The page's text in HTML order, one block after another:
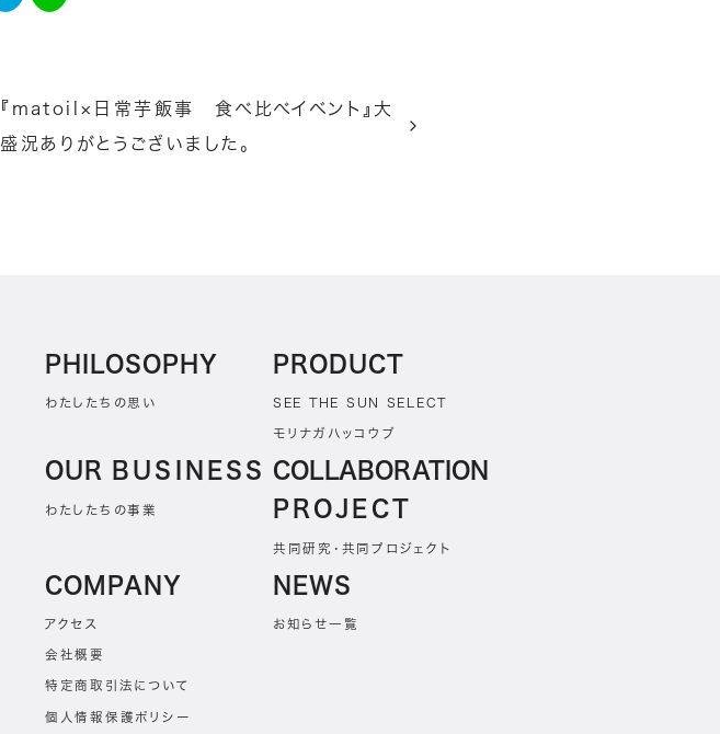
『matoil×日常芋飯事 食べ比べイベント』大
盛況ありがとうございました。
PHILOSOPHY
わたしたちの思い
PRODUCT
SEE THE SUN SELECT
モリナガハッコウブ
OUR BUSINESS
わたしたちの事業
COLLABORATION
PROJECT
共同研究・共同プロジェクト
COMPANY
アクセス
会社概要
NEWS
お知らせ一覧
特定商取引法について
個人情報保護ポリシー